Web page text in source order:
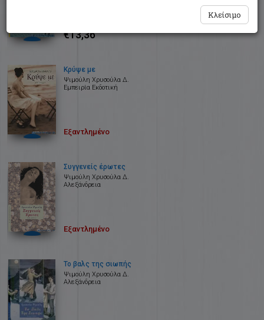
€13,36
Κρύψε με
Ψιμούλη Χρυσούλα Δ.
Εμπειρία Εκδοτική
Εξαντλημένο
Συγγενείς έρωτες
Ψιμούλη Χρυσούλα Δ.
Αλεξάνδρεια
Εξαντλημένο
Το βαλς της σιωπής
Ψιμούλη Χρυσούλα Δ.
Αλεξάνδρεια
Κλείσιμο